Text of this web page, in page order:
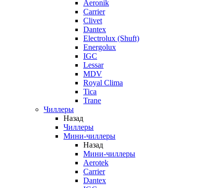
Aeronik
Carrier
Clivet
Dantex
Electrolux (Shuft)
Energolux
IGC
Lessar
MDV
Royal Clima
Tica
Trane
Чиллеры
Назад
Чиллеры
Мини-чиллеры
Назад
Мини-чиллеры
Aerotek
Carrier
Dantex